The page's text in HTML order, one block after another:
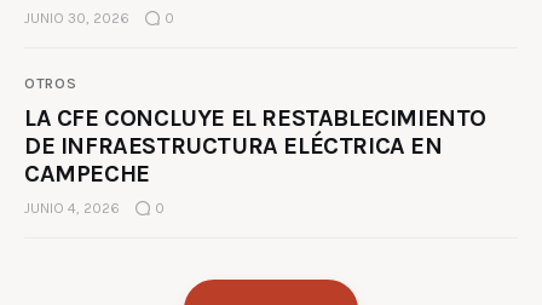
JUNIO 30, 2026 0
OTROS
LA CFE CONCLUYE EL RESTABLECIMIENTO
DE INFRAESTRUCTURA ELÉCTRICA EN
CAMPECHE
JUNIO 4, 2026 0